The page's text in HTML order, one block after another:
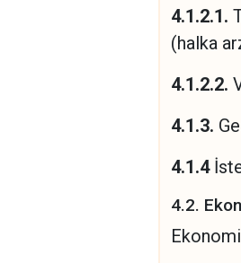
4.1.2.1.
(halka
4.1.2.2.
4.1.3.
4.1.4
4.2.